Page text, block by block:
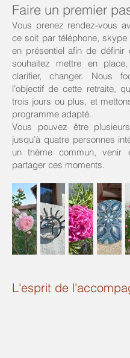
Faire un premier
Vous prenez rendez-vous
ce soit par téléphone,
en présentiel afin de définir
souhaitez mettre en place,
clarifier, changer. Nous
l’objectif de cette retraite,
trois jours ou plus, et
programme adapté.
Vous pouvez être
jusqu’à quatre personnes
un thème commun, venir
partager ces moments.
L'esprit de